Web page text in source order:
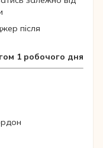
після
1 робочого дня